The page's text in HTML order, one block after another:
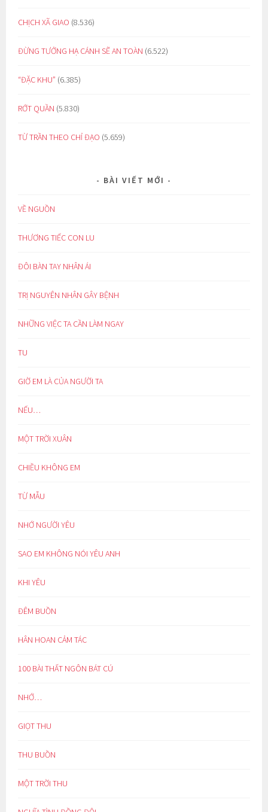
CHỊCH XÃ GIAO (8.536)
ĐỪNG TƯỞNG HẠ CÁNH SẼ AN TOÀN (6.522)
“ĐẶC KHU” (6.385)
RỚT QUẦN (5.830)
TỪ TRẦN THEO CHỈ ĐẠO (5.659)
BÀI VIẾT MỚI
VỀ NGUỒN
THƯƠNG TIẾC CON LU
ĐÔI BÀN TAY NHÂN ÁI
TRỊ NGUYÊN NHÂN GÂY BỆNH
NHỮNG VIỆC TA CẦN LÀM NGAY
TU
GIỜ EM LÀ CỦA NGƯỜI TA
NẾU…
MỘT TRỜI XUÂN
CHIỀU KHÔNG EM
TỪ MẪU
NHỚ NGƯỜI YÊU
SAO EM KHÔNG NÓI YÊU ANH
KHI YÊU
ĐÊM BUỒN
HÂN HOAN CẢM TÁC
100 BÀI THẤT NGÔN BÁT CÚ
NHỚ…
GIỌT THU
THU BUỒN
MỘT TRỜI THU